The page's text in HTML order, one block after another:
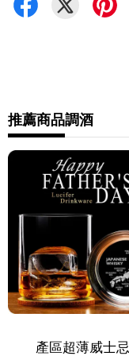
•超商 / 宅配貨到
•7-11 - 運費 60
•全家 - 運費 60
新竹物流 - 運費
黑貓(包裹
• 黑貓(包裹
•黑貓(包裹
推薦商品調酒
產區超薄威士